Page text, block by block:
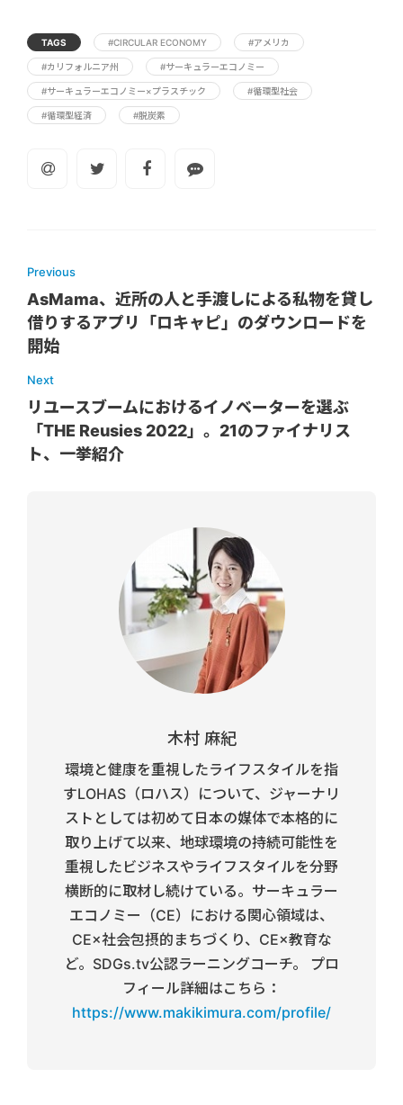
TAGS #CIRCULAR ECONOMY #アメリカ
#カリフォルニア州 #サーキュラーエコノミー
#サーキュラーエコノミー×プラスチック #循環型社会
#循環型経済 #脱炭素
Previous
AsMama、近所の人と手渡しによる私物を貸し
借りするアプリ「ロキャピ」のダウンロードを
開始
Next
リユースブームにおけるイノベーターを選ぶ
「THE Reusies 2022」。21のファイナリス
ト、一挙紹介
木村 麻紀
環境と健康を重視したライフスタイルを指
すLOHAS（ロハス）について、ジャーナリ
ストとしては初めて日本の媒体で本格的に
取り上げて以来、地球環境の持続可能性を
重視したビジネスやライフスタイルを分野
横断的に取材し続けている。サーキュラー
エコノミー（CE）における関心領域は、
CE×社会包摂的まちづくり、CE×教育な
ど。SDGs.tv公認ラーニングコーチ。 プロ
フィール詳細はこちら：
https://www.makikimura.com/profile/